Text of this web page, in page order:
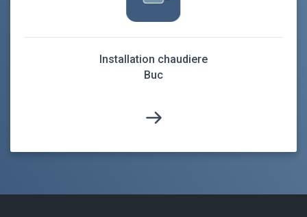
Installation chaudiere
Buc